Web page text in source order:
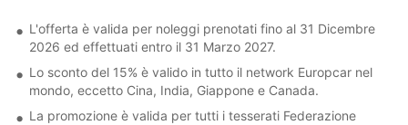
L'offerta è valida per noleggi prenotati fino al 31 Dicembre
2026 ed effettuati entro il 31 Marzo 2027.
Lo sconto del 15% è valido in tutto il network Europcar nel
mondo, eccetto Cina, India, Giappone e Canada.
La promozione è valida per tutti i tesserati Federazione